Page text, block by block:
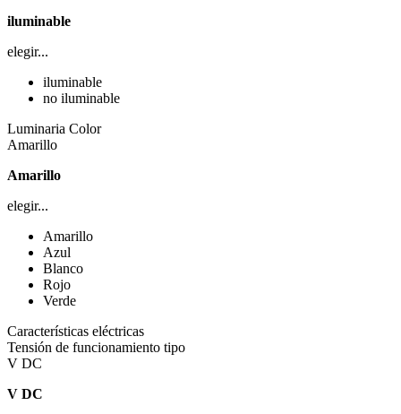
iluminable
elegir...
iluminable
no iluminable
Luminaria Color
Amarillo
Amarillo
elegir...
Amarillo
Azul
Blanco
Rojo
Verde
Características eléctricas
Tensión de funcionamiento tipo
V DC
V DC